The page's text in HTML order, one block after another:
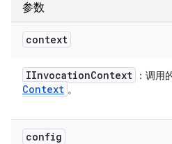
参数
context
IInvocationContext ：调用
Context 。
config